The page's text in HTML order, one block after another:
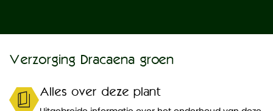
Verzorging Dracaena groen
Alles over deze plant